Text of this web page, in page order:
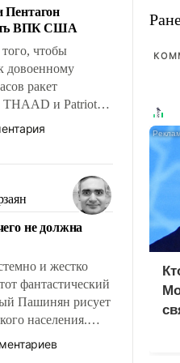
ВПК США
чтобы
довоенному
ракет
THAAD и Patriot
более трех
война с
ситуация
период
США, например,
не должна
и жестко
фантастический
Пашинян рисует
населения.
безусловно